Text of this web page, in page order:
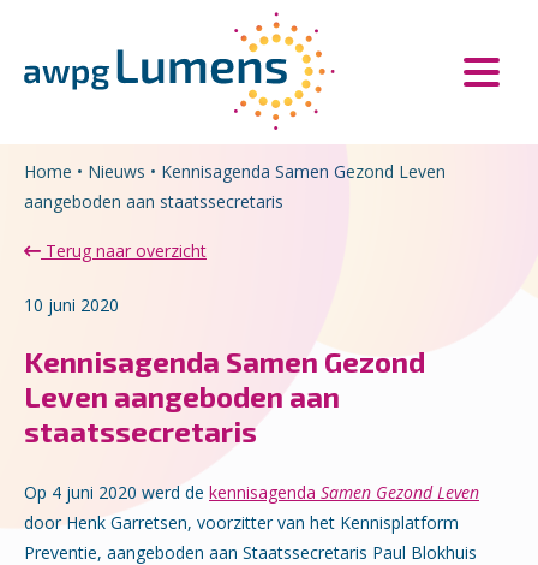
Home • Nieuws • Kennisagenda Samen Gezond Leven
aangeboden aan staatssecretaris
Terug naar overzicht
10 juni 2020
Kennisagenda Samen Gezond
Leven aangeboden aan
staatssecretaris
Op 4 juni 2020 werd de kennisagenda Samen Gezond Leven
door Henk Garretsen, voorzitter van het Kennisplatform
Preventie, aangeboden aan Staatssecretaris Paul Blokhuis